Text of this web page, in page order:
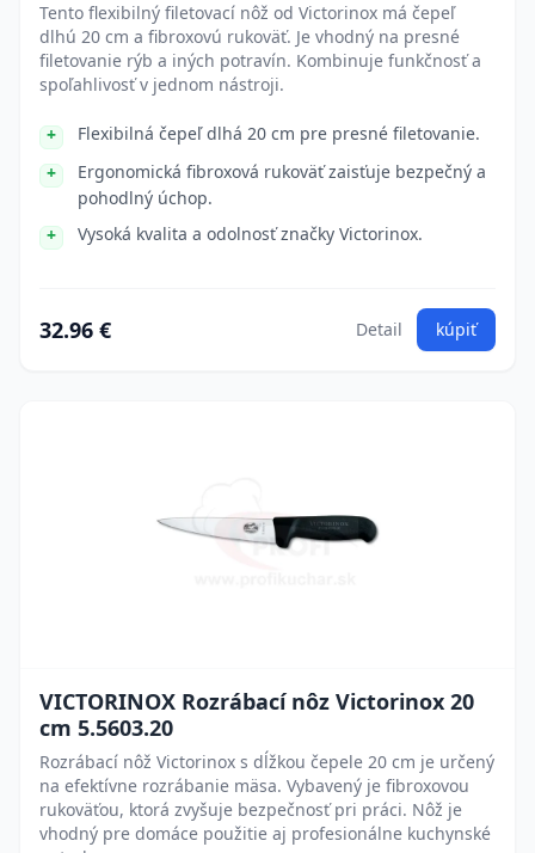
Tento flexibilný filetovací nôž od Victorinox má čepeľ
dlhú 20 cm a fibroxovú rukoväť. Je vhodný na presné
filetovanie rýb a iných potravín. Kombinuje funkčnosť a
spoľahlivosť v jednom nástroji.
Flexibilná čepeľ dlhá 20 cm pre presné filetovanie.
Ergonomická fibroxová rukoväť zaisťuje bezpečný a
pohodlný úchop.
Vysoká kvalita a odolnosť značky Victorinox.
32.96 € Detail kúpiť
VICTORINOX Rozrábací nôz Victorinox 20
cm 5.5603.20
Rozrábací nôž Victorinox s dĺžkou čepele 20 cm je určený
na efektívne rozrábanie mäsa. Vybavený je fibroxovou
rukoväťou, ktorá zvyšuje bezpečnosť pri práci. Nôž je
vhodný pre domáce použitie aj profesionálne kuchynské